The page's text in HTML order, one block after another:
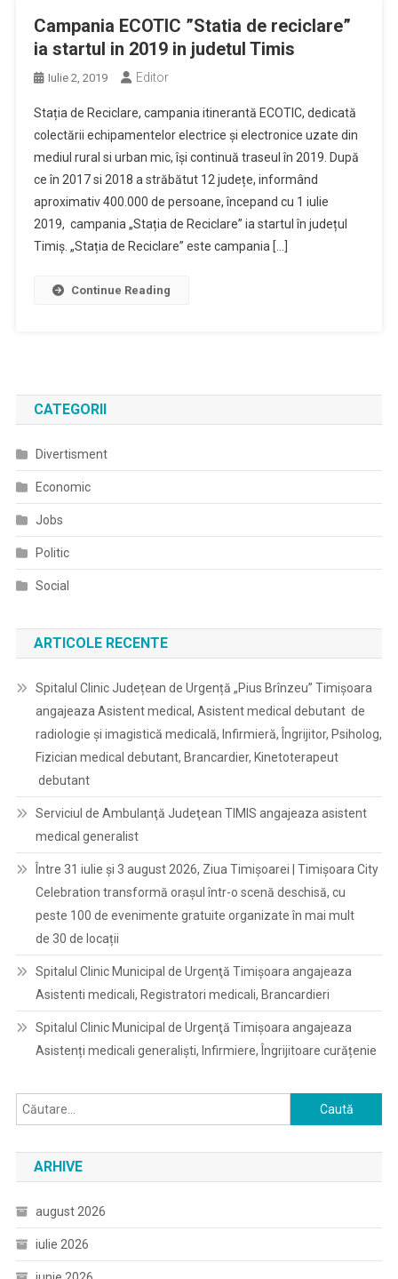
Campania ECOTIC ”Statia de reciclare”
ia startul in 2019 in judetul Timis
Iulie 2, 2019 Editor
Stația de Reciclare, campania itinerantă ECOTIC, dedicată
colectării echipamentelor electrice și electronice uzate din
mediul rural si urban mic, își continuă traseul în 2019. După
ce în 2017 si 2018 a străbătut 12 județe, informând
aproximativ 400.000 de persoane, începand cu 1 iulie
2019, campania „Stația de Reciclare” ia startul în județul
Timiș. „Stația de Reciclare” este campania […]
Continue Reading
CATEGORII
Divertisment
Economic
Jobs
Politic
Social
ARTICOLE RECENTE
Spitalul Clinic Județean de Urgență „Pius Brînzeu” Timișoara
angajeaza Asistent medical, Asistent medical debutant de
radiologie și imagistică medicală, Infirmieră, Îngrijitor, Psiholog,
Fizician medical debutant, Brancardier, Kinetoterapeut
debutant
Serviciul de Ambulanţă Judeţean TIMIS angajeaza asistent
medical generalist
Între 31 iulie și 3 august 2026, Ziua Timișoarei | Timișoara City
Celebration transformă orașul într-o scenă deschisă, cu
peste 100 de evenimente gratuite organizate în mai mult
de 30 de locații
Spitalul Clinic Municipal de Urgenţă Timişoara angajeaza
Asistenti medicali, Registratori medicali, Brancardieri
Spitalul Clinic Municipal de Urgenţă Timişoara angajeaza
Asistenți medicali generaliști, Infirmiere, Îngrijitoare curățenie
Caută
după:
ARHIVE
august 2026
iulie 2026